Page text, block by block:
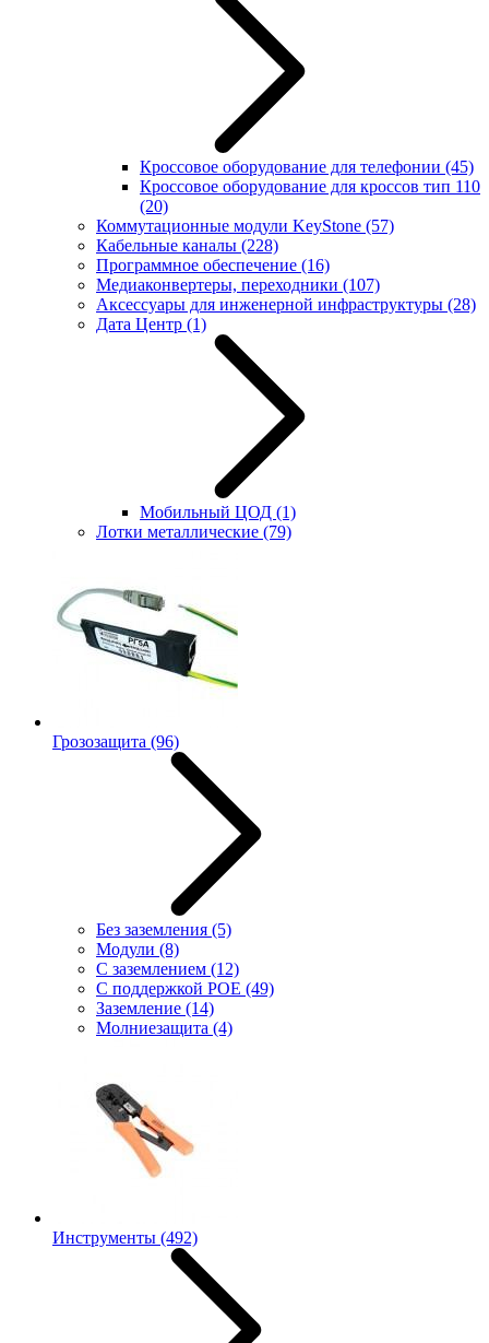
Кроссовое оборудование для телефонии (45)
Кроссовое оборудование для кроссов тип 110
(20)
Коммутационные модули KeyStone (57)
Кабельные каналы (228)
Программное обеспечение (16)
Медиаконвертеры, переходники (107)
Аксессуары для инженерной инфраструктуры (28)
Дата Центр (1)
Мобильный ЦОД (1)
Лотки металлические (79)
Грозозащита (96)
Без заземления (5)
Модули (8)
С заземлением (12)
С поддержкой POE (49)
Заземление (14)
Молниезащита (4)
Инструменты (492)